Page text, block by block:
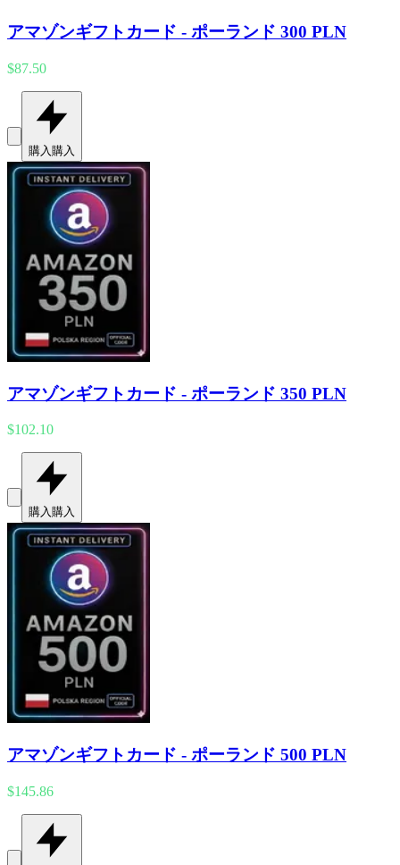
アマゾンギフトカード - ポーランド 300 PLN
$87.50
購入 購入
アマゾンギフトカード - ポーランド 350 PLN
$102.10
購入購入
アマゾンギフトカード - ポーランド 500 PLN
$145.86